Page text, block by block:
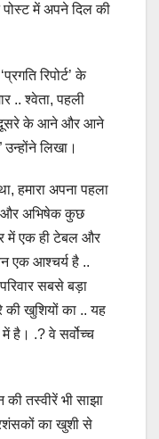
पोस्ट में अपने दिल की
रिपोर्ट’ के
.. श्वेता, पहली
दूसरे के आने और आने
लिखा।
हमारा अपना पहला
और अभिषेक कुछ
में एक ही टेबल और
एक आश्चर्य है ..
सबसे बड़ा
खुशियों का .. यह
है। .? वे सर्वोच्च
की तस्वीरें भी साझा
का खुशी से